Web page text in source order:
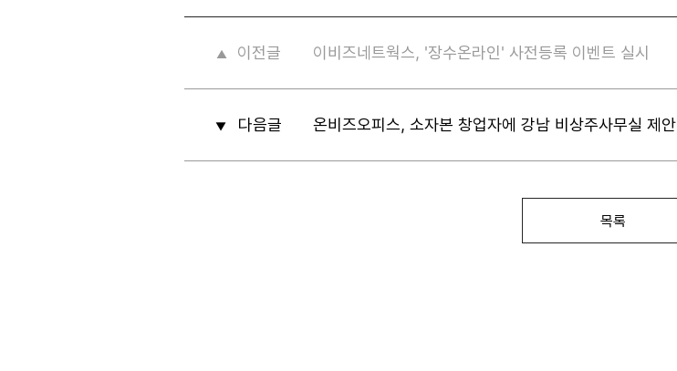
▲ 이전글 이비즈네트웍스, '장수온라인' 사전등록 이벤트 실시
▼ 다음글 온비즈오피스, 소자본 창업자에 강남 비상주사무실 제안
목록